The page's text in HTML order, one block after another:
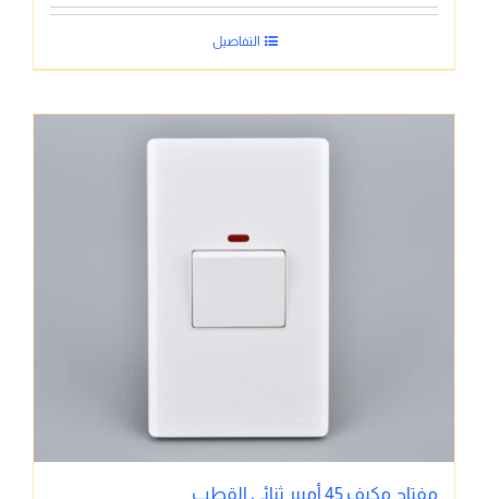
التفاصيل
مفتاح مكيف 45 أمبير ثنائي القطب